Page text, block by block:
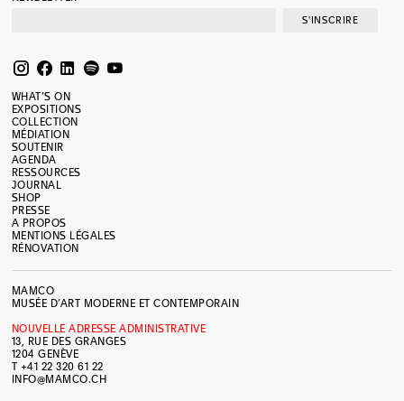
S'INSCRIRE
WHAT’S ON
EXPOSITIONS
COLLECTION
MÉDIATION
SOUTENIR
AGENDA
RESSOURCES
JOURNAL
SHOP
PRESSE
A PROPOS
MENTIONS LÉGALES
RÉNOVATION
MAMCO
MUSÉE D’ART MODERNE ET CONTEMPORAIN
NOUVELLE ADRESSE ADMINISTRATIVE
13, RUE DES GRANGES
1204 GENÈVE
T +41 22 320 61 22
INFO@MAMCO.CH